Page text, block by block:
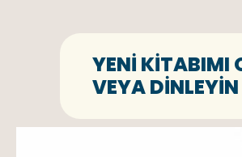
YENI KITABIMI
VEYA DINLEYIN